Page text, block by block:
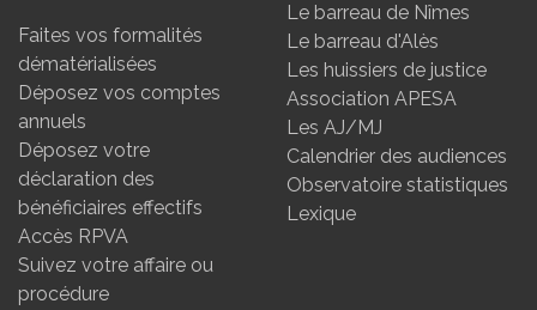
Faites vos formalités
dématérialisées
Déposez vos comptes
annuels
Déposez votre
déclaration des
bénéficiaires effectifs
Accès RPVA
Suivez votre affaire ou
procédure
Le barreau de Nîmes
Le barreau d'Alès
Les huissiers de justice
Association APESA
Les AJ/MJ
Calendrier des audiences
Observatoire statistiques
Lexique